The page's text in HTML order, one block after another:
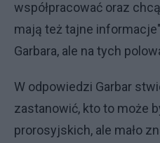
współpracować oraz
mają też tajne
Garbara, ale na tych
W odpowiedzi Garbar
zastanowić, kto to może
prorosyjskich, ale mało